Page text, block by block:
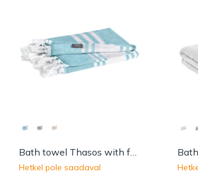
Hetkel pole saadaval